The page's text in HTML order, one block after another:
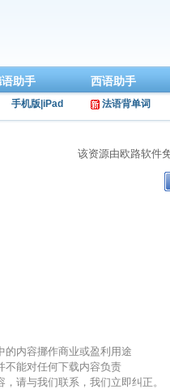
助手 西语助手
手机版|iPad 法语背单词
该资源由欧路软件
的内容挪作商业或盈利用途
不能对任何下载内容负责
请与我们联系，我们立即纠正。